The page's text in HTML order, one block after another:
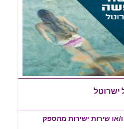
ישרוטל
או שירות ישירות מהספק